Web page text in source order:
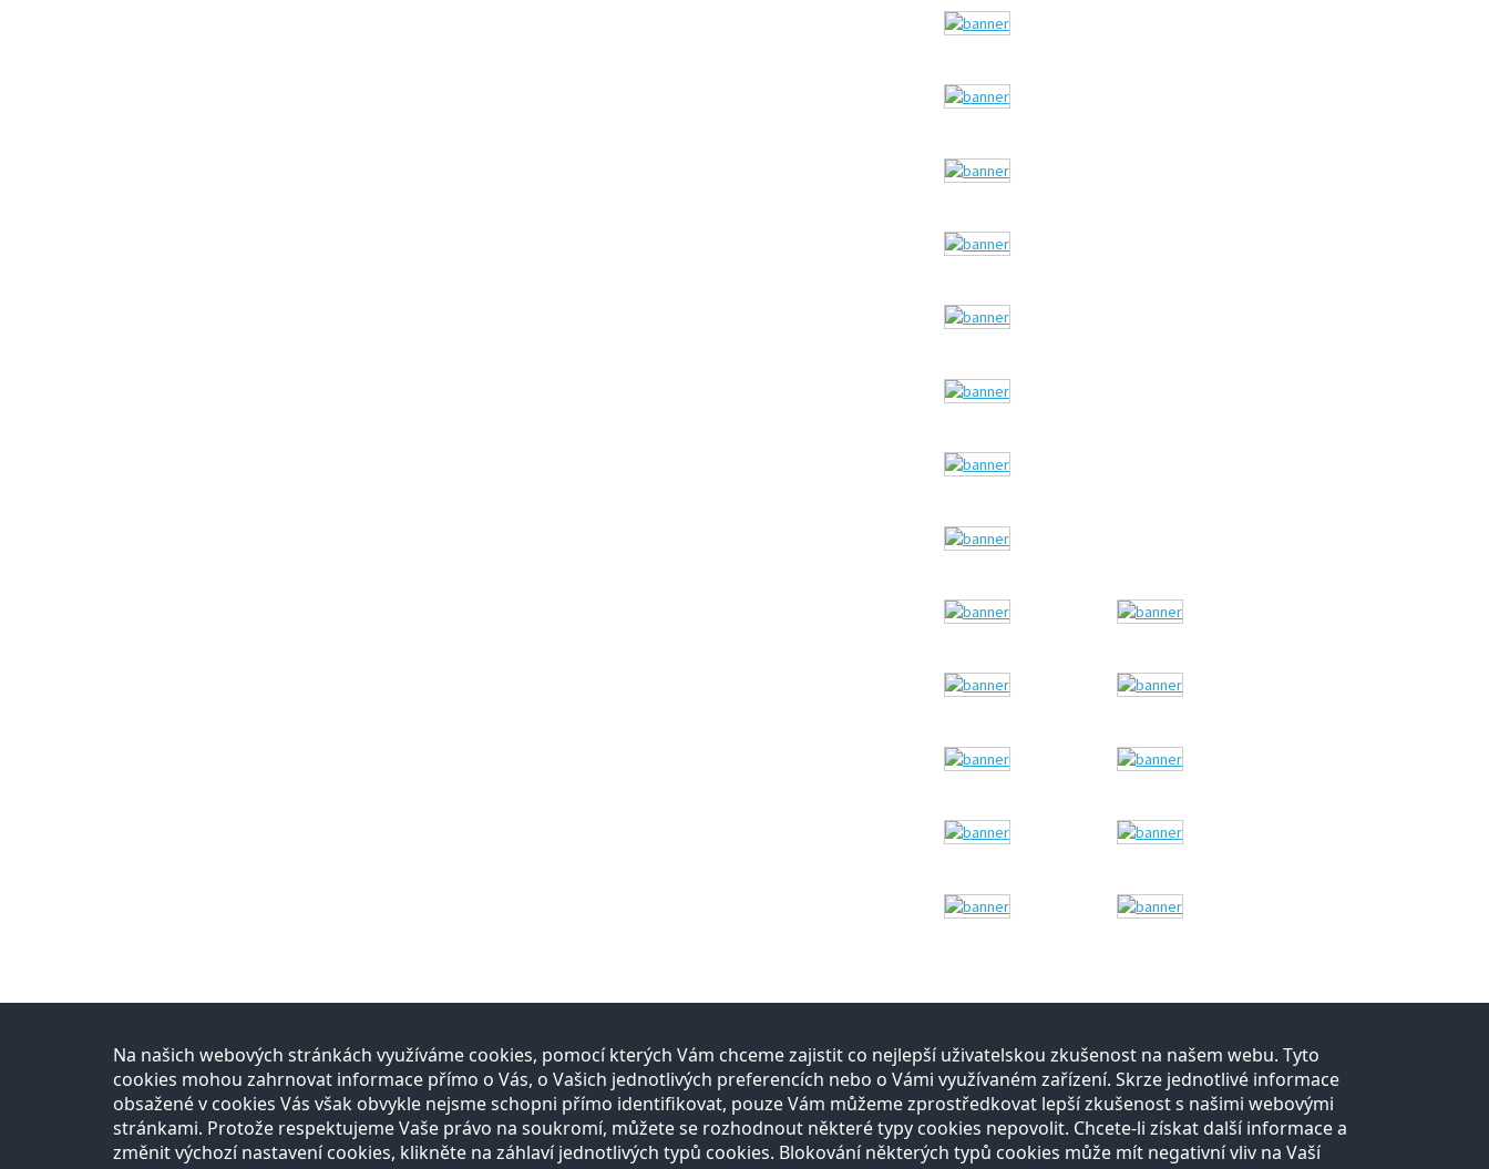
Přírodovědci
O projektu
Naši partneři
Razítková samoobsluha
Učitelé
Registrace
Nabídka služeb
E-shop
Registrace
Otevírací doba
Vše o nákupu
Kontakt
Všechny kontakty Pro média
Na našich webových stránkách využíváme cookies, pomocí kterých Vám chceme zajistit co nejlepší uživatelskou zkušenost na našem webu. Tyto
cookies mohou zahrnovat informace přímo o Vás, o Vašich jednotlivých preferencích nebo o Vámi využívaném zařízení. Skrze jednotlivé informace
obsažené v cookies Vás však obvykle nejsme schopni přímo identifikovat, pouze Vám můžeme zprostředkovat lepší zkušenost s našimi webovými
stránkami. Protože respektujeme Vaše právo na soukromí, můžete se rozhodnout některé typy cookies nepovolit. Chcete-li získat další informace a
změnit výchozí nastavení cookies, klikněte na záhlaví jednotlivých typů cookies. Blokování některých typů cookies může mít negativní vliv na Vaší